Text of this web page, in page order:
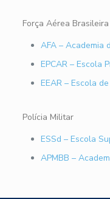
Força Aérea Brasileira
AFA – Academia
EPCAR – Escola
EEAR – Escola
Polícia Militar
ESSd – Escola
APMBB –